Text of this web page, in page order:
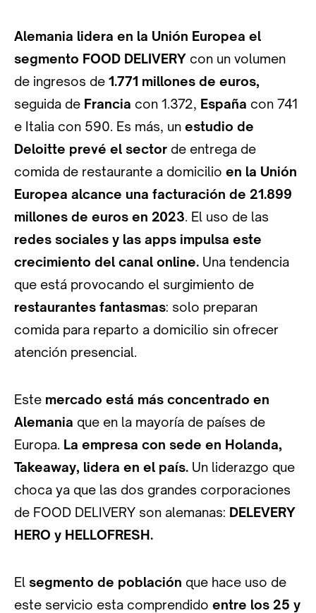
Alemania lidera en la Unión Europea el
segmento FOOD DELIVERY con un volumen
de ingresos de 1.771 millones de euros,
seguida de Francia con 1.372, España con 741
e Italia con 590. Es más, un estudio de
Deloitte prevé el sector de entrega de
comida de restaurante a domicilio en la Unión
Europea alcance una facturación de 21.899
millones de euros en 2023. El uso de las
redes sociales y las apps impulsa este
crecimiento del canal online. Una tendencia
que está provocando el surgimiento de
restaurantes fantasmas: solo preparan
comida para reparto a domicilio sin ofrecer
atención presencial.
Este mercado está más concentrado en
Alemania que en la mayoría de países de
Europa. La empresa con sede en Holanda,
Takeaway, lidera en el país. Un liderazgo que
choca ya que las dos grandes corporaciones
de FOOD DELIVERY son alemanas: DELEVERY
HERO y HELLOFRESH.
El segmento de población que hace uso de
este servicio esta comprendido entre los 25 y